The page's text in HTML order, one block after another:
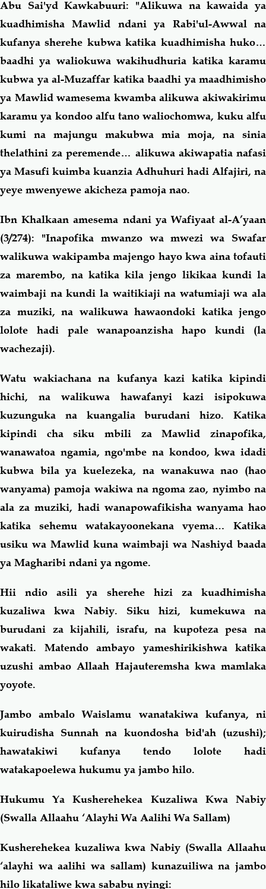
Abu Sai'yd Kawkabuuri: "Alikuwa na kawaida ya
kuadhimisha Mawlid ndani ya Rabi'ul-Awwal na
kufanya sherehe kubwa katika kuadhimisha huko…
baadhi ya waliokuwa wakihudhuria katika karamu
kubwa ya al-Muzaffar katika baadhi ya maadhimisho
ya Mawlid wamesema kwamba alikuwa akiwakirimu
karamu ya kondoo alfu tano waliochomwa, kuku alfu
kumi na majungu makubwa mia moja, na sinia
thelathini za peremende… alikuwa akiwapatia nafasi
ya Masufi kuimba kuanzia Adhuhuri hadi Alfajiri, na
yeye mwenyewe akicheza pamoja nao.
Ibn Khalkaan amesema ndani yaWafiyaat al-A’yaan
(3/274): "Inapofika mwanzo wa mwezi wa Swafar
walikuwa wakipamba majengo hayo kwa aina tofauti
za marembo, na katika kila jengo likikaa kundi la
waimbaji na kundi la waitikiaji na watumiaji wa ala
za muziki, na walikuwa hawaondoki katika jengo
lolote hadi pale wanapoanzisha hapo kundi (la
wachezaji).
Watu wakiachana na kufanya kazi katika kipindi
hichi, na walikuwa hawafanyi kazi isipokuwa
kuzunguka na kuangalia burudani hizo. Katika
kipindi cha siku mbili za Mawlid zinapofika,
wanawatoa ngamia, ngo'mbe na kondoo, kwa idadi
kubwa bila ya kuelezeka, na wanakuwa nao (hao
wanyama) pamoja wakiwa na ngoma zao, nyimbo na
ala za muziki, hadi wanapowafikisha wanyama hao
katika sehemu watakayoonekana vyema… Katika
usiku wa Mawlid kuna waimbaji wa Nashiyd baada
ya Magharibi ndani ya ngome.
Hii ndio asili ya sherehe hizi za kuadhimisha
kuzaliwa kwa Nabiy. Siku hizi, kumekuwa na
burudani za kijahili, israfu, na kupoteza pesa na
wakati. Matendo ambayo yameshirikishwa katika
uzushi ambao Allaah Hajauteremsha kwa mamlaka
yoyote.
Jambo ambalo Waislamu wanatakiwa kufanya, ni
kuirudisha Sunnah na kuondosha bid'ah (uzushi);
hawatakiwi kufanya tendo lolote hadi
watakapoelewa hukumu ya jambo hilo.
Hukumu Ya Kusherehekea Kuzaliwa Kwa Nabiy
(Swalla Allaahu ‘Alayhi Wa Aalihi Wa Sallam)
Kusherehekea kuzaliwa kwa Nabiy (Swalla Allaahu
‘alayhi wa aalihi wa sallam) kunazuiliwa na jambo
hilo likataliwe kwa sababu nyingi: